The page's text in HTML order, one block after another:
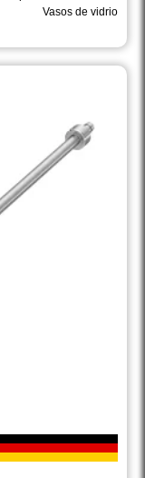
Vasos de vidrio